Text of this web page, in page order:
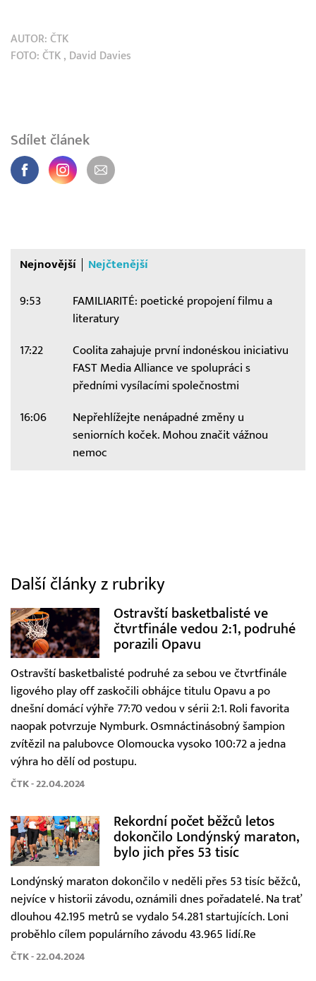
AUTOR: ČTK
FOTO: ČTK , David Davies
Sdílet článek
Nejnovější Nejčtenější
9:53
FAMILIARITÉ: poetické propojení filmu a
literatury
17:22
Coolita zahajuje první indonéskou iniciativu
FAST Media Alliance ve spolupráci s
předními vysílacími společnostmi
16:06
Nepřehlížejte nenápadné změny u
seniorních koček. Mohou značit vážnou
nemoc
Další články z rubriky
Ostravští basketbalisté ve
čtvrtfinále vedou 2:1, podruhé
porazili Opavu
Ostravští basketbalisté podruhé za sebou ve čtvrtfinále
ligového play off zaskočili obhájce titulu Opavu a po
dnešní domácí výhře 77:70 vedou v sérii 2:1. Roli favorita
naopak potvrzuje Nymburk. Osmnáctinásobný šampion
zvítězil na palubovce Olomoucka vysoko 100:72 a jedna
výhra ho dělí od postupu.
ČTK - 22.04.2024
Rekordní počet běžců letos
dokončilo Londýnský maraton,
bylo jich přes 53 tisíc
Londýnský maraton dokončilo v neděli přes 53 tisíc běžců,
nejvíce v historii závodu, oznámili dnes pořadatelé. Na trať
dlouhou 42.195 metrů se vydalo 54.281 startujících. Loni
proběhlo cílem populárního závodu 43.965 lidí.Re
ČTK - 22.04.2024